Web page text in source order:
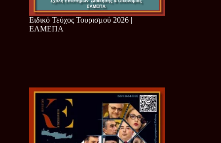
Ειδικό Τεύχος Τουρισμού 2026 |
ΕΛΜΕΠΑ